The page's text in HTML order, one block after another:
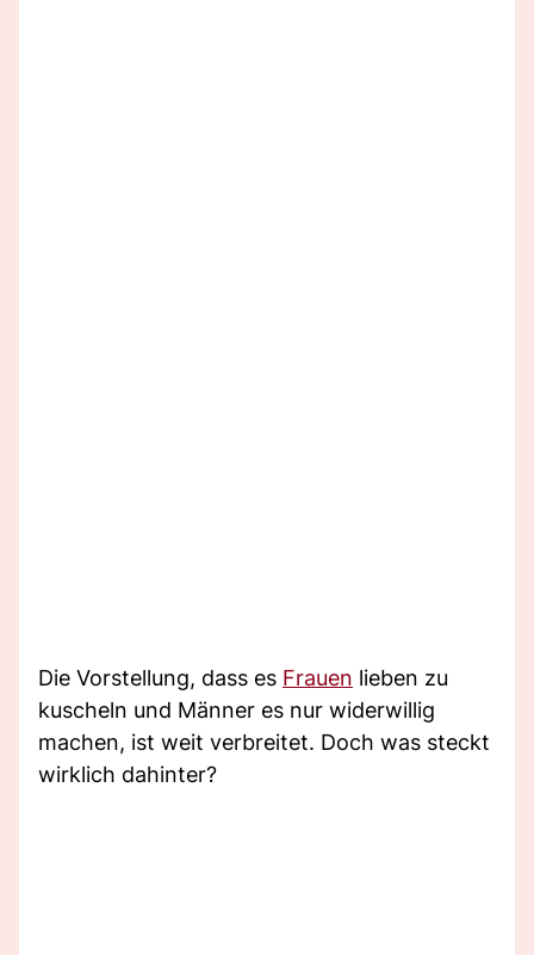
Die Vorstellung, dass es Frauen lieben zu
kuscheln und Männer es nur widerwillig
machen, ist weit verbreitet. Doch was steckt
wirklich dahinter?